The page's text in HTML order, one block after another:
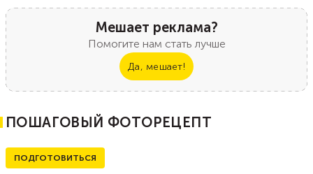
Мешает реклама?
Помогите нам стать лучше
Да, мешает!
ПОШАГОВЫЙ ФОТОРЕЦЕПТ
ПОДГОТОВИТЬСЯ